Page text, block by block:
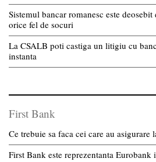
Sistemul bancar romanesc este
orice fel de socuri
La CSALB poti castiga un litigiu cu
instanta
First Bank
Ce trebuie sa faca cei care au asigurare
First Bank este reprezentanta Eurobank